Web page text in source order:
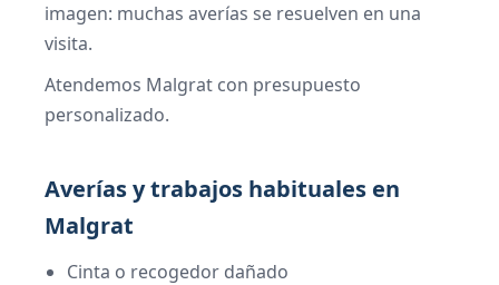
imagen: muchas averías se resuelven en una
visita.
Atendemos Malgrat con presupuesto
personalizado.
Averías y trabajos habituales en
Malgrat
Cinta o recogedor dañado